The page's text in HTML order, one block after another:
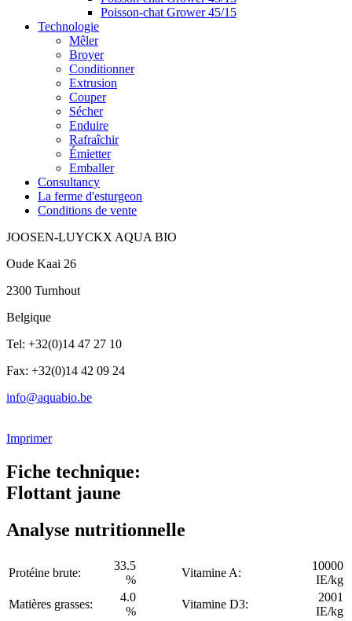
Poisson-chat Grower 45/15
Technologie
Mêler
Broyer
Conditionner
Extrusion
Couper
Sécher
Enduire
Rafraîchir
Émietter
Emballer
Consultancy
La ferme d'esturgeon
Conditions de vente
JOOSEN-LUYCKX AQUA BIO
Oude Kaai 26
2300 Turnhout
Belgique
Tel: +32(0)14 47 27 10
Fax: +32(0)14 42 09 24
info@aquabio.be
Imprimer
Fiche technique:
Flottant jaune
Analyse nutritionnelle
Protéine brute:
33.5
%
Vitamine A:
10000
IE/kg
Matières grasses:
4.0
%
Vitamine D3:
2001
IE/kg